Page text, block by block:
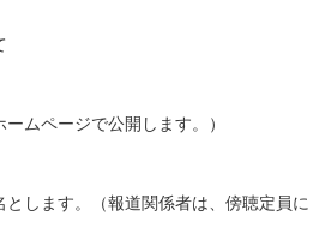
ページで公開します。）
します。（報道関係者は、傍聴定員に